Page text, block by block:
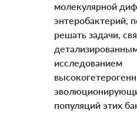
молекулярной
энтеробактерий,
решать задачи,
исследованием
популяций этих